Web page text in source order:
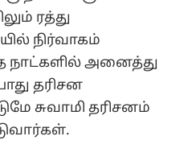
ரத்து
நிர்வாகம்
நாட்களில் அனைத்து
தரிசன
சுவாமி தரிசனம்